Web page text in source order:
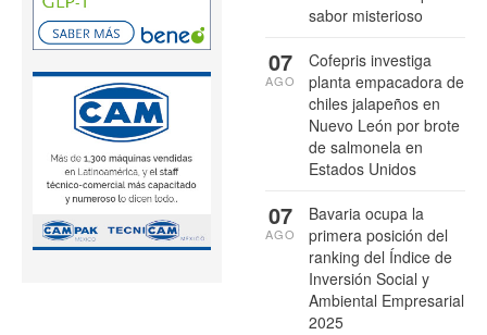
sabor misterioso
Cofepris investiga
planta empacadora de
chiles jalapeños en
Nuevo León por brote
de salmonela en
Estados Unidos
07
AGO
Bavaria ocupa la
primera posición del
ranking del Índice de
Inversión Social y
Ambiental Empresarial
2025
07
AGO